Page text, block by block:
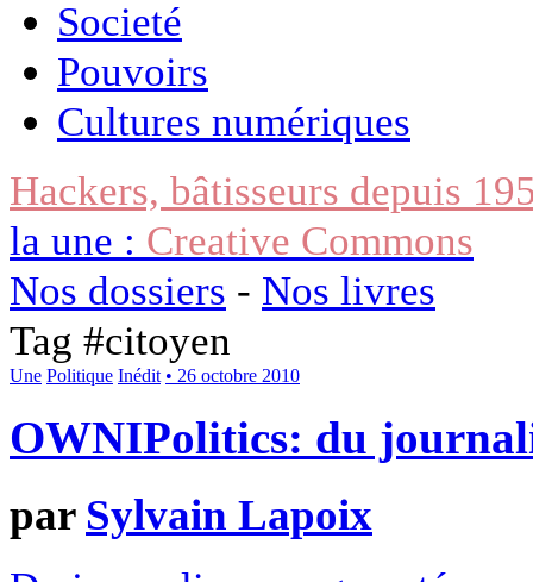
Societé
Pouvoirs
Cultures numériques
Hackers, bâtisseurs depuis
la une : Creative Commons
Nos dossiers - Nos livres
Tag #citoyen
Une Politique Inédit • 26 octobre 2010
OWNIPolitics: du
par Sylvain Lapoix